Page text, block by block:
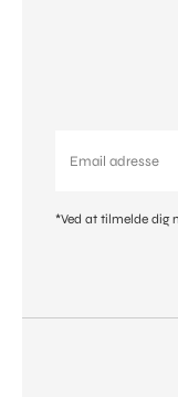
*Ved at tilmelde dig